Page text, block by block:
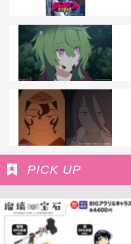
PICK UP